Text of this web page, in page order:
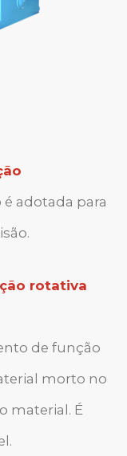
adotada para
rotativa
de função
morto no
material. É